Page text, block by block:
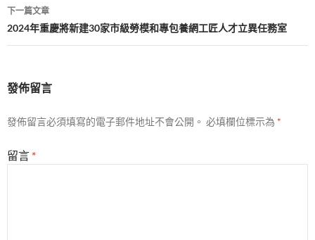
覽
下一篇文章
2024年重慶將新建30家市級勞模和專包養網工匠人才立異任務室
發佈留言
發佈留言必須填寫的電子郵件地址不會公開。 必填欄位標示為 *
留言 *